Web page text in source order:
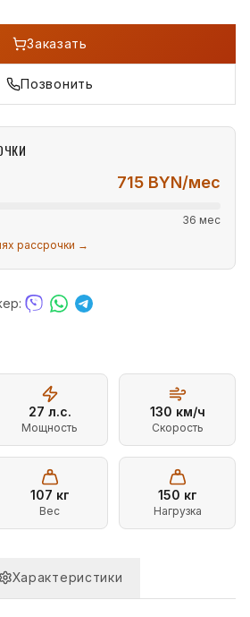
Заказать
Позвонить
715 BYN/мес
36 мес
рассрочки →
27 л.с.
Мощность
130 км/ч
Скорость
107 кг
Вес
150 кг
Нагрузка
Характеристики